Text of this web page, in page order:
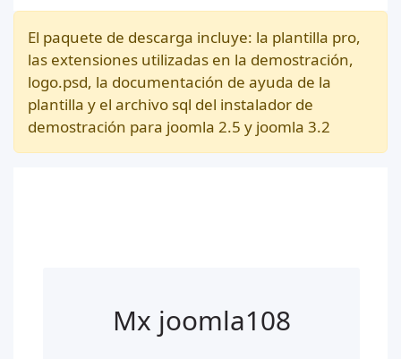
El paquete de descarga incluye: la plantilla pro,
las extensiones utilizadas en la demostración,
logo.psd, la documentación de ayuda de la
plantilla y el archivo sql del instalador de
demostración para joomla 2.5 y joomla 3.2
Mx joomla108